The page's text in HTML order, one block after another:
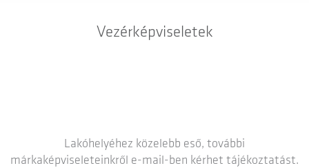
Vezérképviseletek
Lakóhelyéhez közelebb eső, további
márkaképviseleteinkről e-mail-ben kérhet tájékoztatást.